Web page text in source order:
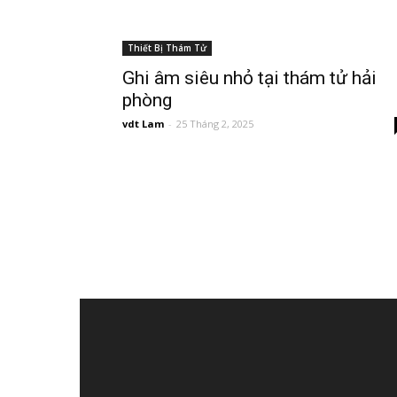
Thiết Bị Thám Tử
Ghi âm siêu nhỏ tại thám tử hải
phòng
vdt Lam - 25 Tháng 2, 2025